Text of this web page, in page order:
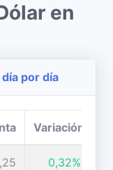
en
por día
Variación
0,32%